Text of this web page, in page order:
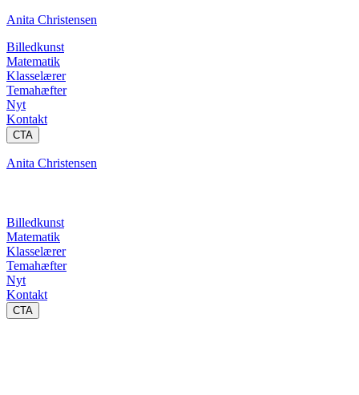
Anita Christensen
Billedkunst
Matematik
Klasselærer
Temahæfter
Nyt
Kontakt
CTA
Anita Christensen
Billedkunst
Matematik
Klasselærer
Temahæfter
Nyt
Kontakt
CTA